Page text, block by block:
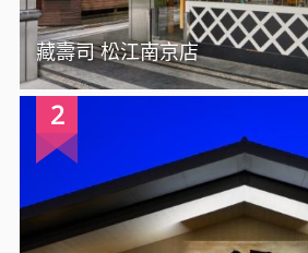
藏壽司 松江南京店
2